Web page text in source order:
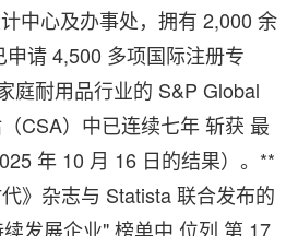
中心及办事处，拥有 2,000 余
请 4,500 多项国际注册专
庭耐用品行业的 S&P Global
CSA）中已连续七年 斩获 最
年 10 月 16 日的结果）。**
》杂志与 Statista 联合发布的
发展企业" 榜单中 位列 第 17